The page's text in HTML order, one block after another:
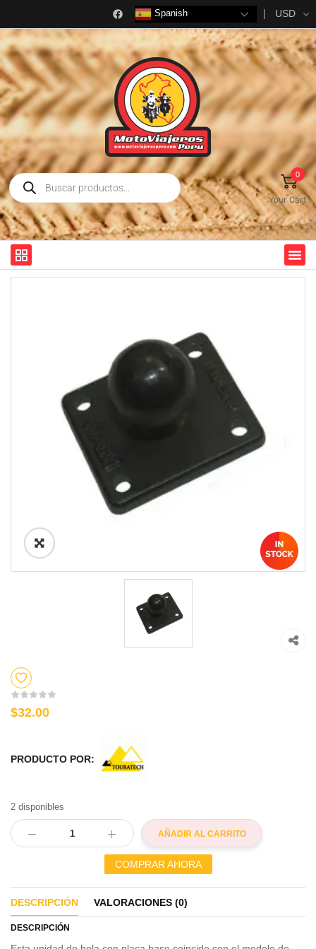
Spanish USD
0
Your Cart
$32.00
PRODUCTO POR:
2 disponibles
AÑADIR AL CARRITO
COMPRAR AHORA
DESCRIPCIÓN VALORACIONES (0)
DESCRIPCIÓN